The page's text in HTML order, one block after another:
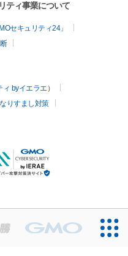
ティ事業について
セキュリティ24」
byイエラエ）
なりすまし対策